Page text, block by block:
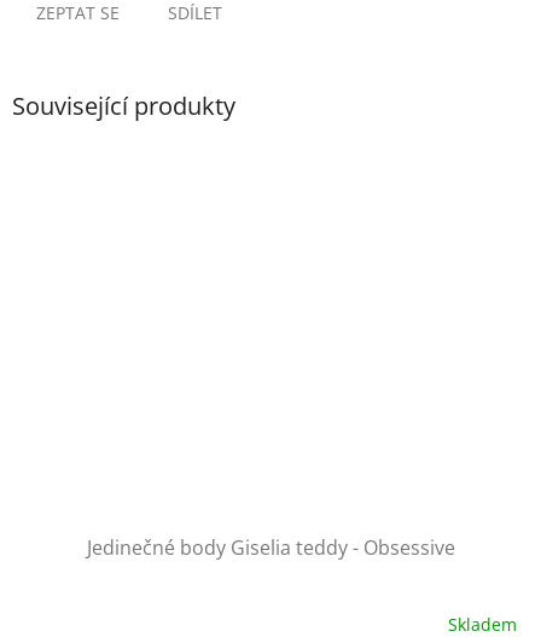
ZEPTAT SE SDÍLET
Související produkty
Jedinečné body Giselia teddy - Obsessive
Skladem